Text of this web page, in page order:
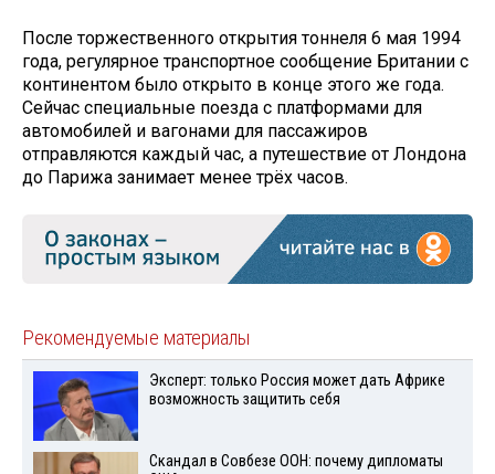
После торжественного открытия тоннеля 6 мая 1994
года, регулярное транспортное сообщение Британии с
континентом было открыто в конце этого же года.
Сейчас специальные поезда с платформами для
автомобилей и вагонами для пассажиров
отправляются каждый час, а путешествие от Лондона
до Парижа занимает менее трёх часов.
Рекомендуемые материалы
Эксперт: только Россия может дать Африке
возможность защитить себя
Скандал в Совбезе ООН: почему дипломаты